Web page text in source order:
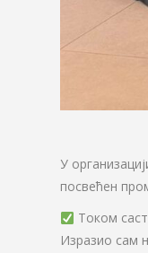
У
посвећен
Током
Изразио сам